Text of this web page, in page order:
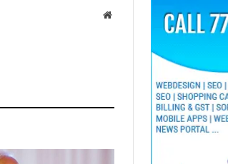
Website